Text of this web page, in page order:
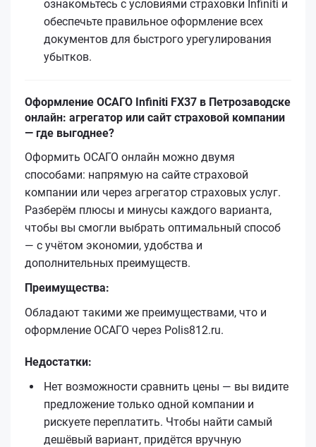
ознакомьтесь с условиями страховки Infiniti и
обеспечьте правильное оформление всех
документов для быстрого урегулирования
убытков.
Оформление ОСАГО Infiniti FX37 в Петрозаводске
онлайн: агрегатор или сайт страховой компании
— где выгоднее?
Оформить ОСАГО онлайн можно двумя
способами: напрямую на сайте страховой
компании или через агрегатор страховых услуг.
Разберём плюсы и минусы каждого варианта,
чтобы вы смогли выбрать оптимальный способ
— с учётом экономии, удобства и
дополнительных преимуществ.
Преимущества:
Обладают такими же преимуществами, что и
оформление ОСАГО через Polis812.ru.
Недостатки:
Нет возможности сравнить цены — вы видите
предложение только одной компании и
рискуете переплатить. Чтобы найти самый
дешёвый вариант, придётся вручную